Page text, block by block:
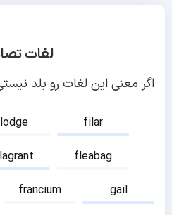
لغات
اگر معنی این لغات رو بلد
lodge
filar
fleabag
francium
gail